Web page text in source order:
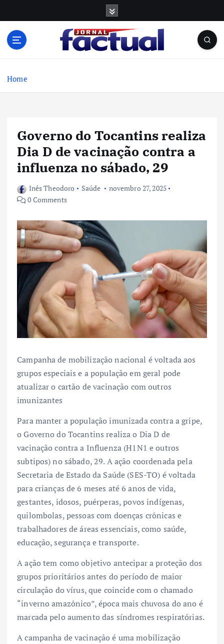
Home
Governo do Tocantins realiza
Dia D de vacinação contra a
influenza no sábado, 29
Inês Theodoro Saúde
novembro 27, 2025
0 Comments
Campanha de mobilização nacional é voltada aos
grupos especiais e a população em geral pode
atualizar o cartão de vacinação com outros
imunizantes
Para manter a população imunizada contra a gripe,
o Governo do Tocantins realiza o Dia D de
vacinação contra a Influenza (H1N1 e outros
subtipos) no sábado, 29. A ação coordenada pela
Secretaria de Estado da Saúde (SES-TO) é voltada
para crianças de 6 meses até 6 anos de vida,
gestantes, idosos, puérperas, povos indígenas,
quilombolas, pessoas com doenças crônicas e
trabalhadores de áreas essenciais, como saúde,
educação, segurança e transporte.
A ação tem como objetivo antecipar a proteção dos
grupos prioritários antes do período de maior
circulação do vírus, que coincide com o chamado
“inverno amazônico”, época mais chuvosa do ano é
marcada pelo aumento das síndromes respiratórias.
A campanha de vacinação é uma mobilização